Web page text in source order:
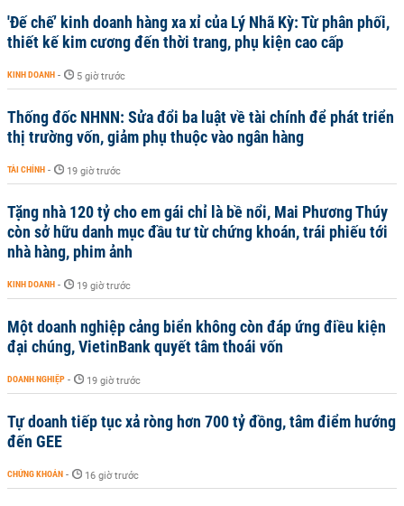
'Đế chế’ kinh doanh hàng xa xỉ của Lý Nhã Kỳ: Từ phân phối,
thiết kế kim cương đến thời trang, phụ kiện cao cấp
KINH DOANH - 5 giờ trước
Thống đốc NHNN: Sửa đổi ba luật về tài chính để phát triển
thị trường vốn, giảm phụ thuộc vào ngân hàng
TÀI CHÍNH - 19 giờ trước
Tặng nhà 120 tỷ cho em gái chỉ là bề nổi, Mai Phương Thúy
còn sở hữu danh mục đầu tư từ chứng khoán, trái phiếu tới
nhà hàng, phim ảnh
KINH DOANH - 19 giờ trước
Một doanh nghiệp cảng biển không còn đáp ứng điều kiện
đại chúng, VietinBank quyết tâm thoái vốn
DOANH NGHIỆP - 19 giờ trước
Tự doanh tiếp tục xả ròng hơn 700 tỷ đồng, tâm điểm hướng
đến GEE
CHỨNG KHOÁN - 16 giờ trước